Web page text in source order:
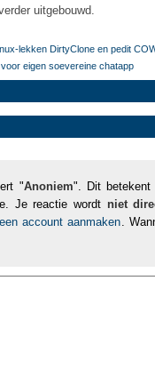
uitgebouwd.
lekken DirtyClone en pedit
eigen soevereine chatapp
"Anoniem". Dit betekent
Je reactie wordt niet
account aanmaken.